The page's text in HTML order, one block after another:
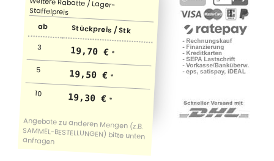
ab Stückpreis / Stk
3 19,70 € *
5 19,50 € *
10 19,30 € *